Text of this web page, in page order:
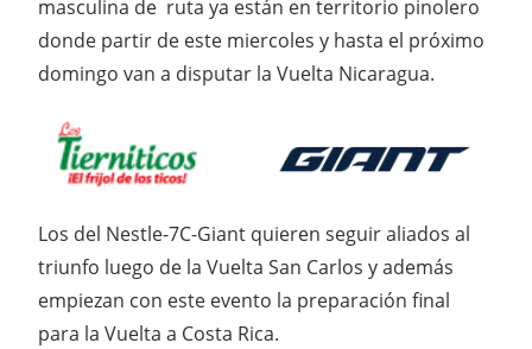
masculina de ruta ya están en territorio pinolero
donde partir de este miercoles y hasta el próximo
domingo van a disputar la Vuelta Nicaragua.
Los del Nestle-7C-Giant quieren seguir aliados al
triunfo luego de la Vuelta San Carlos y además
empiezan con este evento la preparación final
para la Vuelta a Costa Rica.